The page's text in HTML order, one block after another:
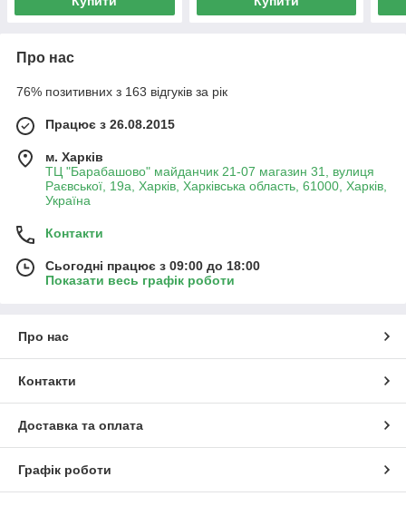
Про нас
76% позитивних з 163 відгуків за рік
Працює з 26.08.2015
м. Харків
ТЦ "Барабашово" майданчик 21-07 магазин 31, вулиця
Раєвської, 19а, Харків, Харківська область, 61000, Харків,
Україна
Контакти
Сьогодні працює з 09:00 до 18:00
Показати весь графік роботи
Про нас
Контакти
Доставка та оплата
Графік роботи